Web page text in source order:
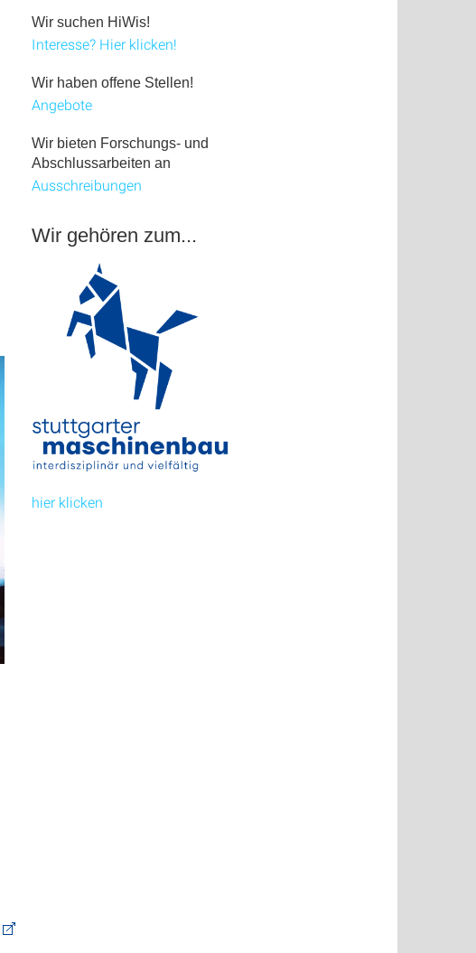
Wir suchen HiWis!
Interesse? Hier klicken!
Wir haben offene Stellen!
Angebote
Wir bieten Forschungs- und
Abschlussarbeiten an
Ausschreibungen
Wir gehören zum...
hier klicken